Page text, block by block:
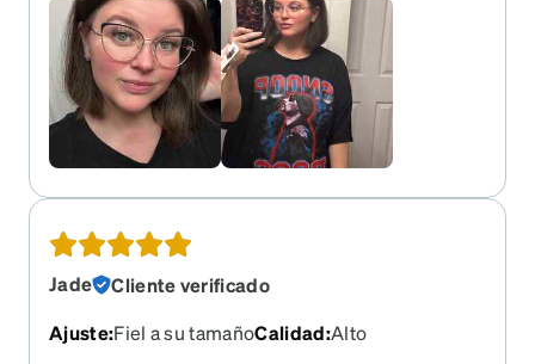
Jade
Cliente verificado
Ajuste:Fiel a su tamañoCalidad:Alto